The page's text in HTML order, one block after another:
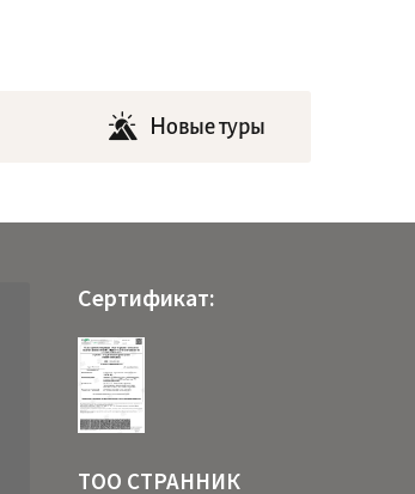
Новые туры
Сертификат:
ТОО СТРАННИК